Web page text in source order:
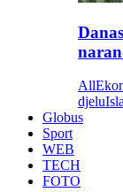
All
djelu
Globus
Sport
WEB
TECH
FOTO